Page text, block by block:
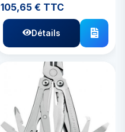
105,65 € TTC
Détails